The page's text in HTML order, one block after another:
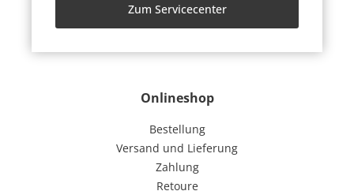
Onlineshop
Bestellung
Versand und Lieferung
Zahlung
Retoure
Zum Servicecenter